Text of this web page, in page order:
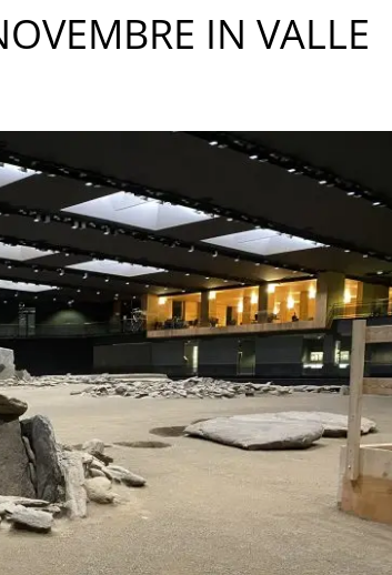
IN VALLE